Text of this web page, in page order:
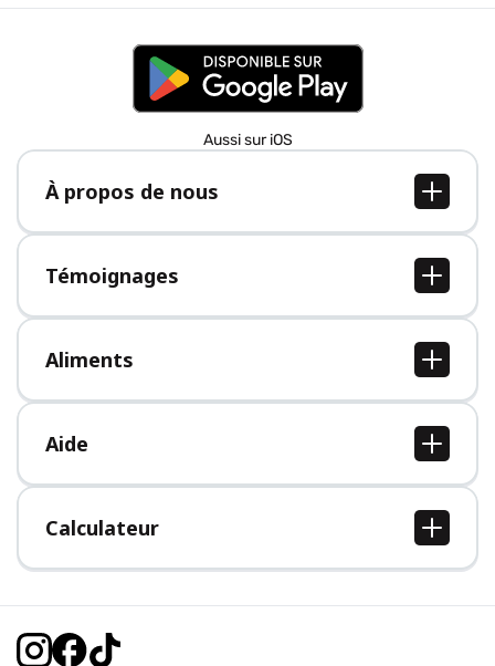
Aussi sur iOS
À propos de nous
À propos de nous
Postes
Presse
Témoignages
Tous les témoignages
Aliments
Tous les aliments
Aide
Centre d'aide
Calculateur
Calcul IMC
Calcul poids idéal
Calcul calories brûlées